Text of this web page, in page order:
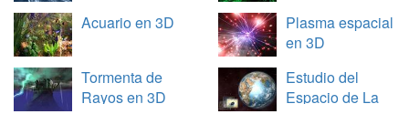
Acuario en 3D
Plasma espacial
en 3D
Tormenta de
Rayos en 3D
Estudio del
Espacio de La